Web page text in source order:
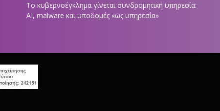
Το κυβερνοέγκλημα γίνεται συνδρομητική υπηρεσία:
AI, malware και υποδομές «ως υπηρεσία»